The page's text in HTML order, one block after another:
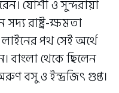
যোশী ও সুন্দরায়া
রাষ্ট্র-ক্ষমতা
লাইনের পথ সেই অর্থে
বাংলা থেকে ছিলেন
বসু ও ইন্দ্রজিৎ গুপ্ত।